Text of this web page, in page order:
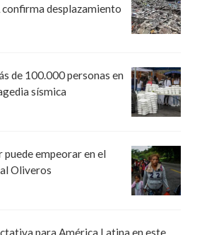
desplazamiento
de 100.000 personas en
sísmica
empeorar en el
Oliveros
para América Latina en este